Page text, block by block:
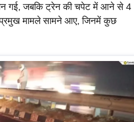
गई, जबकि ट्रेन की चपेट में आने से 4
मामले सामने आए, जिनमें कुछ